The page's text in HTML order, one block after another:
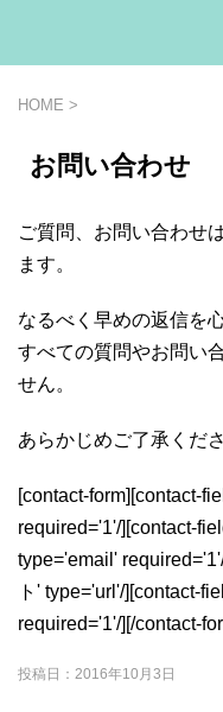
HOME >
お問い合わせ
ご質問、お問い合わせ
ます。
なるべく早めの返信を
すべての質問やお問い
せん。
あらかじめご了承くださ
[contact-form][contact-
required='1'/][contact-
type='email'
ト' type='url'/][contact-
required='1'/][/contact-
投稿日： 2016年10月3日